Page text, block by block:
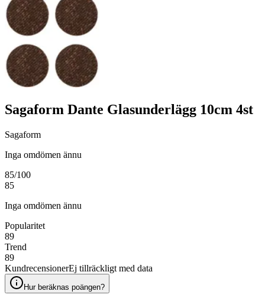
Sagaform Dante Glasunderlägg 10cm 4st
Sagaform
Inga omdömen ännu
85/100
85
Inga omdömen ännu
Popularitet
89
Trend
89
KundrecensionerEj tillräckligt med data
Hur beräknas poängen?